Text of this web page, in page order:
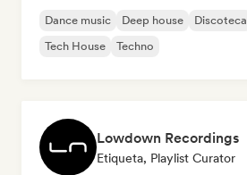
Dance music Deep house Discoteca
Tech House
Techno
Lowdown Recordings
Etiqueta, Playlist Curator